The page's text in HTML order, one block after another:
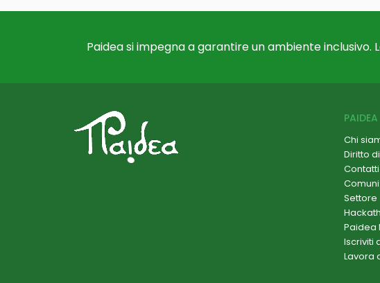
Paidea si impegna a garantire un ambiente inclusivo.
PAIDEA
Chi
Diritto
Contatti
Settore
Paidea
Iscriviti
Lavora